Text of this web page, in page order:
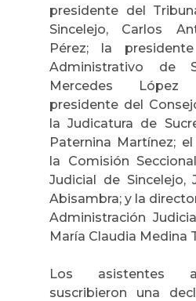
presidente del
Sincelejo, Carlos
Pérez; la
Administrativo de
Mercedes
presidente del
la Judicatura de
Paternina Martínez;
la Comisión
Judicial de Sincelejo,
Abisambra; y la
Administración
María Claudia Medina
Los asistentes
suscribieron una